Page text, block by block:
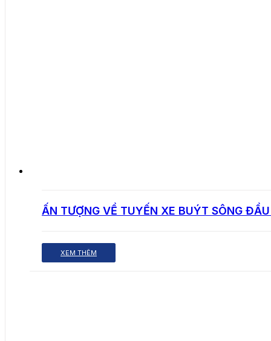
ẤN TƯỢNG VỀ TUYẾN XE BUÝT SÔNG
XEM THÊM